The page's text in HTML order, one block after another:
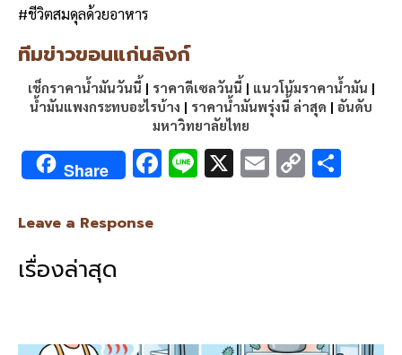
#ชีวิตสมดุลด้วยอาหาร
ทีมข่าวขอนแก่นลิงก์
เช็กราคาน้ำมันวันนี้ | ราคาดีเซลวันนี้ | แนวโน้มราคาน้ำมัน |
น้ำมันแพงกระทบอะไรบ้าง | ราคาน้ำมันพรุ่งนี้ ล่าสุด | อันดับ
มหาวิทยาลัยไทย
Share F
k
Li X E C
Leave a Response
เรื่องล่าสุด